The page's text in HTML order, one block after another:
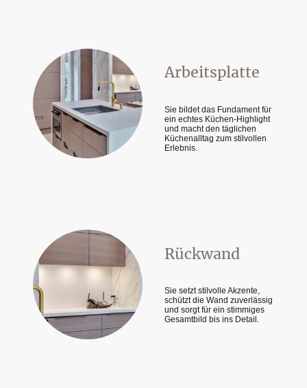
Arbeitsplatte
Sie bildet das Fundament für
ein echtes Küchen-Highlight
und macht den täglichen
Küchenalltag zum stilvollen
Erlebnis.
Rückwand
Sie setzt stilvolle Akzente,
schützt die Wand zuverlässig
und sorgt für ein stimmiges
Gesamtbild bis ins Detail.